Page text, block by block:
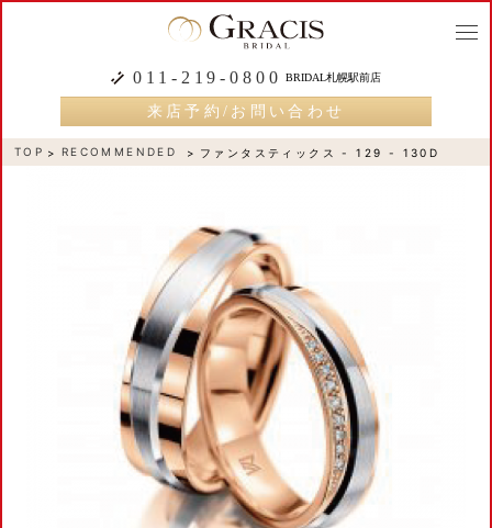
011-219-0800 BRIDAL札幌駅前店
来店予約/お問い合わせ
TOP RECOMMENDED ファンタスティックス - 129 - 130D